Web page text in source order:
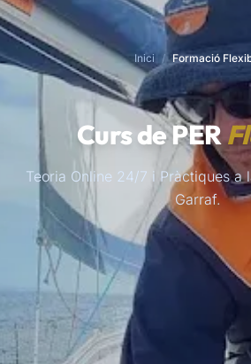
Inici / Formació
Curs de PER
Teoria Online 24/7 i Pràctiques a
Garraf.